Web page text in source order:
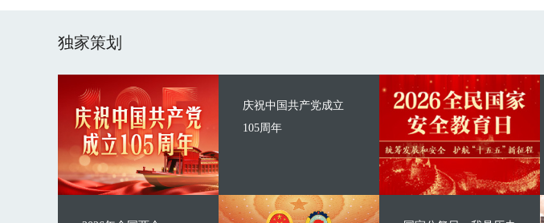
独家策划
庆祝中国共产党成立
105周年